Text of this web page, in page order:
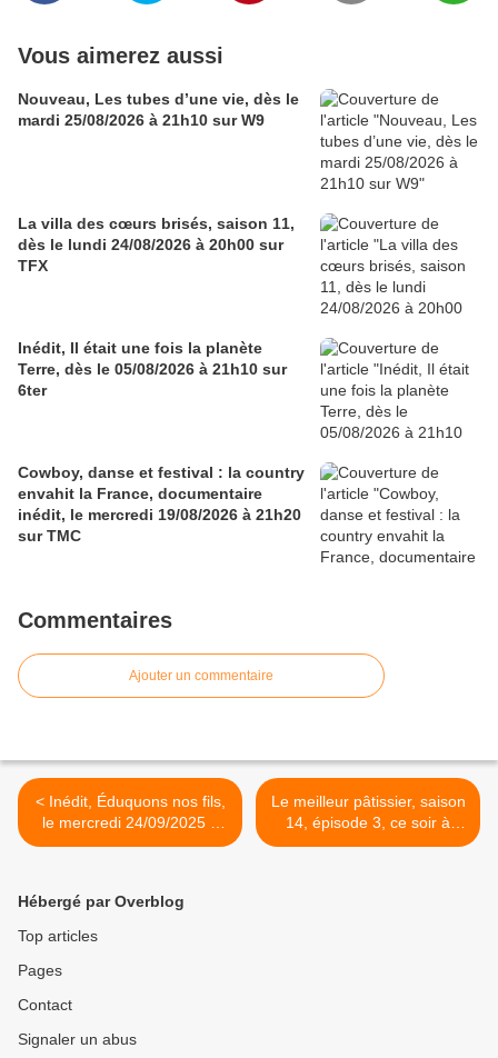
Vous aimerez aussi
Nouveau, Les tubes d’une vie, dès le
mardi 25/08/2026 à 21h10 sur W9
La villa des cœurs brisés, saison 11,
dès le lundi 24/08/2026 à 20h00 sur
TFX
Inédit, Il était une fois la planète
Terre, dès le 05/08/2026 à 21h10 sur
6ter
Cowboy, danse et festival : la country
envahit la France, documentaire
inédit, le mercredi 19/08/2026 à 21h20
sur TMC
Commentaires
Ajouter un commentaire
< Inédit, Éduquons nos fils,
le mercredi 24/09/2025 à
23h00 sur France 2 dans
Le meilleur pâtissier, saison
14, épisode 3, ce soir à
21h10 sur M6 >
Hébergé par Overblog
Top articles
Pages
Contact
Signaler un abus